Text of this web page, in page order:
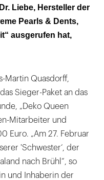
Liebe, Hersteller der
Pearls & Dents,
ausgerufen hat,
Martin Quasdorff,
Sieger-Paket an das
„Deko Queen
Mitarbeiter und
Euro. „Am 27. Februar
'Schwester‘, der
nach Brühl“, so
und Inhaberin der